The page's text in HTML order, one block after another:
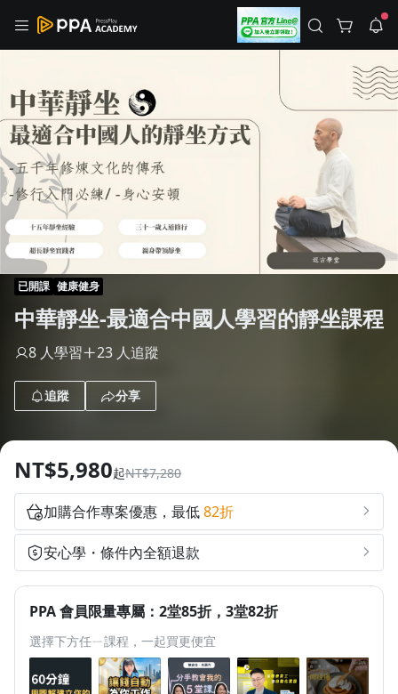
🌞 PPA 避暑津貼．冷氣房升級｜期間快閃活動
🥵 酷暑限時快閃｜單筆滿 NT$2,500 現折 NT$300、再贈最高
2% 點數回饋！🚀 酷暑來襲．偷偷在冷氣房升級 📈⭐️ 【冷氣房
進修 限時開跑】◾單筆滿 NT$2,500 現折 NT$300◾活動期間：
即日起 - 8/13（只有一週）-📣 酷暑季好康 \ 再加碼 /→ 點數回饋
無上限🔥購買任一課程 or 訂閱✅ 消費即享回饋 1% 點數✅ 滿
$5,000 回饋 2% 點數🎁 此為 PPA 官方帳號 Line@ 專屬活動，加
入好友👉 享有「渠道專屬活動」及「個人化推播」！
3 天前
查看全部
已開課 健康健身
中華靜坐-最適合中國人學習的靜坐課程
8 人學習 23 人追蹤
追蹤 分享
NT$5,980起NT$7,280
加購合作專案優惠，最低82折
安心學・條件內全額退款
PPA 會員限量專屬：2堂85折，3堂82折
選擇下方任ㄧ課程，一起買更便宜
播放速度
2.0x
1.75x
1.5x
1.25x
追蹤列表 播放清單
沒有播放清單
去逛逛
清除全部